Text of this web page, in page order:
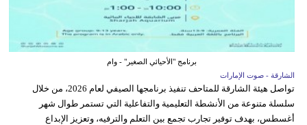
برنامج "الأحيائي الصغير" - وام
الشارقة - صوت الإمارات
تواصل هيئة الشارقة للمتاحف تنفيذ برنامجها الصيفي لعام 2026، من خلال
سلسلة متنوعة من الأنشطة التعليمية والتفاعلية التي تستمر طوال شهر
أغسطس، بهدف توفير تجارب تجمع بين التعلم والترفيه، وتعزيز الإبداع